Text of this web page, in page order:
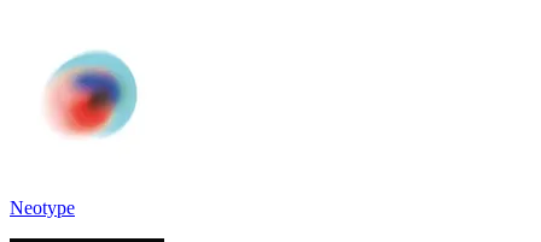
Neotype